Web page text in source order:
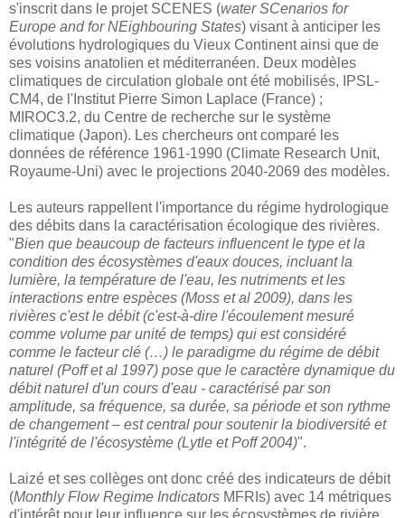
s'inscrit dans le projet SCENES (water SCenarios for
Europe and for NEighbouring States) visant à anticiper les
évolutions hydrologiques du Vieux Continent ainsi que de
ses voisins anatolien et méditerranéen. Deux modèles
climatiques de circulation globale ont été mobilisés, IPSL-
CM4, de l'Institut Pierre Simon Laplace (France) ;
MIROC3.2, du Centre de recherche sur le système
climatique (Japon). Les chercheurs ont comparé les
données de référence 1961-1990 (Climate Research Unit,
Royaume-Uni) avec le projections 2040-2069 des modèles.
Les auteurs rappellent l'importance du régime hydrologique
des débits dans la caractérisation écologique des rivières.
"Bien que beaucoup de facteurs influencent le type et la
condition des écosystèmes d'eaux douces, incluant la
lumière, la température de l'eau, les nutriments et les
interactions entre espèces (Moss et al 2009), dans les
rivières c'est le débit (c'est-à-dire l'écoulement mesuré
comme volume par unité de temps) qui est considéré
comme le facteur clé (…) le paradigme du régime de débit
naturel (Poff et al 1997) pose que le caractère dynamique du
débit naturel d'un cours d'eau - caractérisé par son
amplitude, sa fréquence, sa durée, sa période et son rythme
de changement – est central pour soutenir la biodiversité et
l'intégrité de l'écosystème (Lytle et Poff 2004)".
Laizé et ses collèges ont donc créé des indicateurs de débit
(Monthly Flow Regime Indicators MFRIs) avec 14 métriques